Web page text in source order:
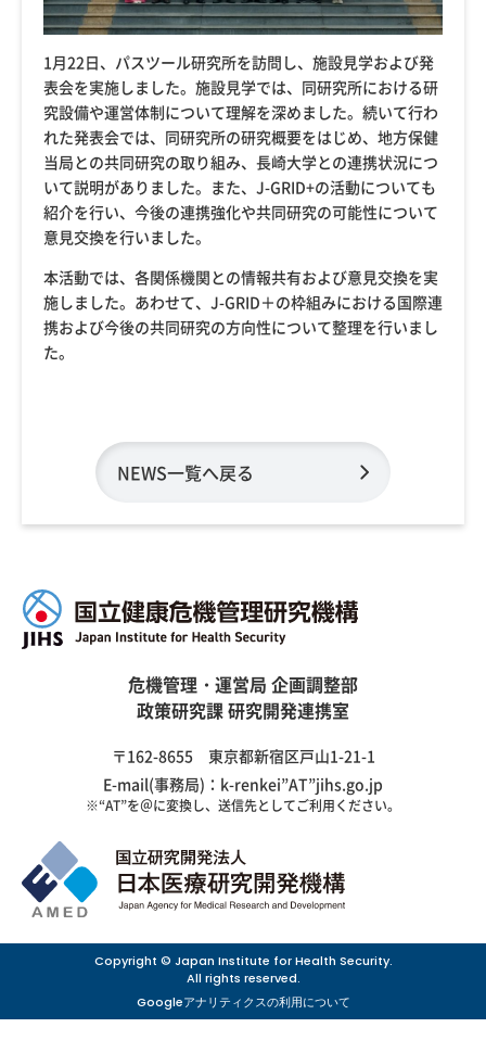
1月22日、パスツール研究所を訪問し、施設見学および発
表会を実施しました。施設見学では、同研究所における研
究設備や運営体制について理解を深めました。続いて行わ
れた発表会では、同研究所の研究概要をはじめ、地方保健
当局との共同研究の取り組み、長崎大学との連携状況につ
いて説明がありました。また、J-GRID+の活動についても
紹介を行い、今後の連携強化や共同研究の可能性について
意見交換を行いました。
本活動では、各関係機関との情報共有および意見交換を実
施しました。あわせて、J-GRID＋の枠組みにおける国際連
携および今後の共同研究の方向性について整理を行いまし
た。
NEWS一覧へ戻る
危機管理・運営局 企画調整部
政策研究課 研究開発連携室
〒162-8655 東京都新宿区戸山1-21-1
E-mail(事務局)：k-renkei”AT”jihs.go.jp
※“AT”を＠に変換し、送信先としてご利用ください。
Copyright © Japan Institute for Health Security.
All rights reserved.
Googleアナリティクスの利用について